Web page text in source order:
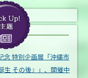
念 特別企画展「沖縄市
生 その後』」、開催中